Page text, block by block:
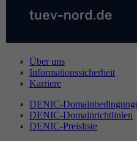
Über uns
Informationssicherheit
Karriere
DENIC-
DENIC-Domainrichtlinien
DENIC-Preisliste